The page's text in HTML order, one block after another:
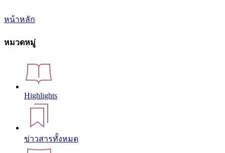
หน้าหลัก
หมวดหมู่
Highlights
ข่าวสารทั้งหมด